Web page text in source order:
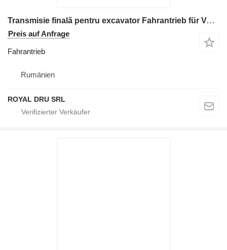
Transmisie finală pentru excavator Fahrantrieb für Volvo Baumaschinen
Preis auf Anfrage
Fahrantrieb
Rumänien
ROYAL DRU SRL